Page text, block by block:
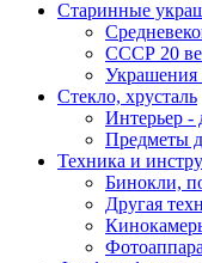
Старинные
СССР 20
Украшения
Стекло, хрусталь
Интерьер -
Предметы
Техника и
Бинокли,
Другая